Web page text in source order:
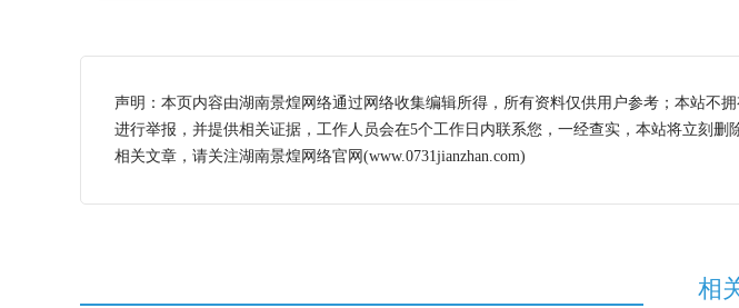
声明：本页内容由湖南景煌网络通过网络收集编辑所得，所有资料仅供用户参考；本站不
进行举报，并提供相关证据，工作人员会在5个工作日内联系您，一经查实，本站将立刻删
相关文章，请关注湖南景煌网络官网(www.0731jianzhan.com)
相